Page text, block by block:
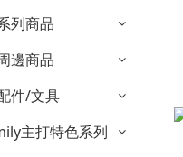
列商品
邊商品
件/文具
主打特色系列